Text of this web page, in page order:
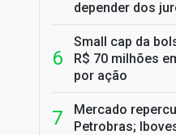
depender dos
Small cap da
R$ 70 milhões
por ação
Mercado
Petrobras;